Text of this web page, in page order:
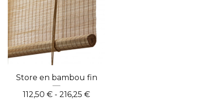
Store en bambou fin
112,50 € - 216,25 €